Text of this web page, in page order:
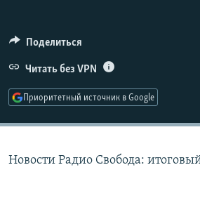
ПОДПИШИТЕСЬ НА РАССЫЛКУ
СОЦИАЛЬНЫЕ СЕТИ
Поделиться
Читать без VPN
Приоритетный источник в Google
Новости Радио Свобода: